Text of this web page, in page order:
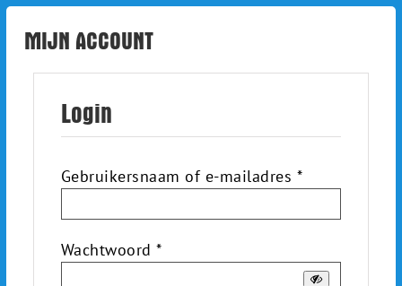
MIJN ACCOUNT
Login
Gebruikersnaam of e-mailadres *Vereist
Wachtwoord*Vereist